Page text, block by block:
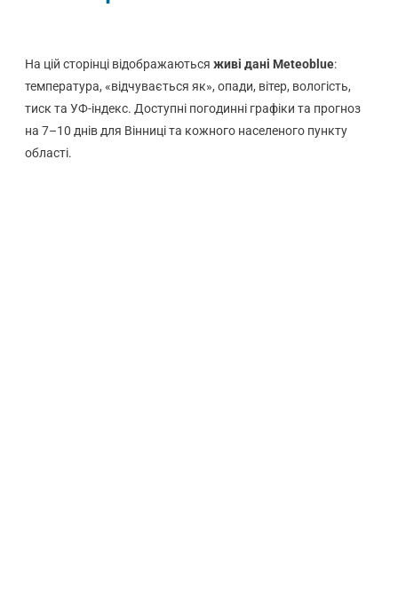
На цій сторінці відображаються живі дані Meteoblue:
температура, «відчувається як», опади, вітер, вологість,
тиск та УФ-індекс. Доступні погодинні графіки та прогноз
на 7–10 днів для Вінниці та кожного населеного пункту
області.